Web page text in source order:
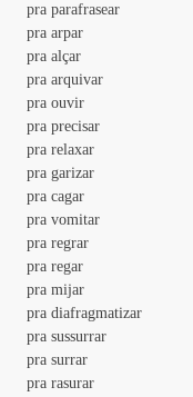
				pra parafrasear
				pra arpar
				pra alçar
				pra arquivar
				pra ouvir
				pra precisar
				pra relaxar
				pra garizar
				pra cagar
				pra vomitar
				pra regrar
				pra regar
				pra mijar
				pra diafragmatizar
				pra sussurrar
				pra surrar
				pra rasurar